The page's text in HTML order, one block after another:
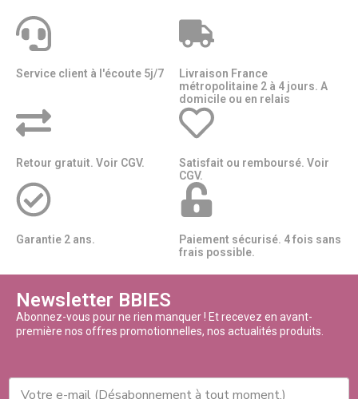
Service client à l'écoute 5j/7
Livraison France
métropolitaine 2 à 4 jours. A
domicile ou en relais​​
Retour gratuit. Voir CGV.
Satisfait ou remboursé. Voir
CGV.
Garantie 2 ans.
Paiement sécurisé. 4 fois sans
frais possible.
Newsletter BBIES
Abonnez-vous pour ne rien manquer ! Et recevez en avant-
première nos offres promotionnelles, nos actualités produits.